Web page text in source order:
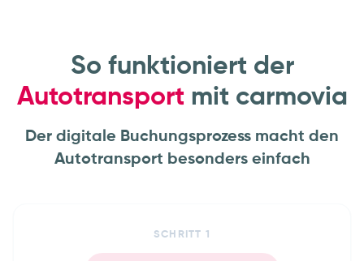
So funktioniert der
Autotransport mit carmovia
Der digitale Buchungsprozess macht den
Autotransport besonders einfach
SCHRITT 1